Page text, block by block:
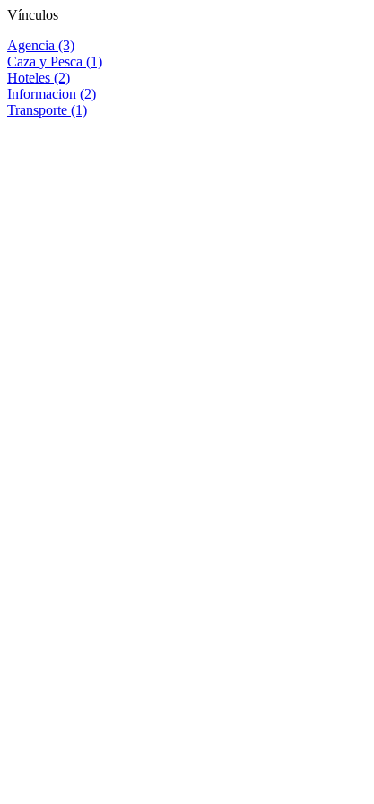
Vínculos
Agencia (3)
Caza y Pesca (1)
Hoteles (2)
Informacion (2)
Transporte (1)